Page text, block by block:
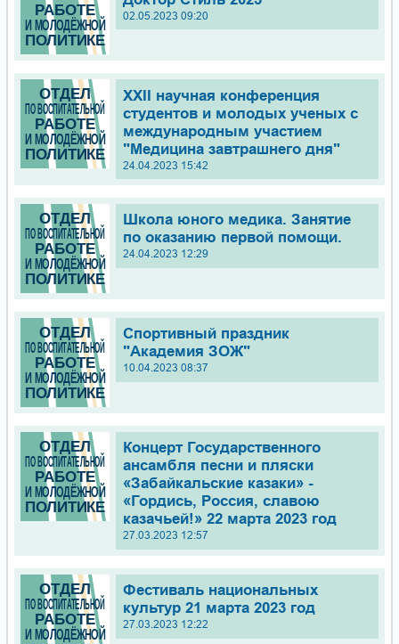
02.05.2023 09:20
XXII научная конференция
студентов и молодых ученых с
международным участием
"Медицина завтрашнего дня"
24.04.2023 15:42
Школа юного медика. Занятие
по оказанию первой помощи.
24.04.2023 12:29
Спортивный праздник
"Академия ЗОЖ"
10.04.2023 08:37
Концерт Государственного
ансамбля песни и пляски
«Забайкальские казаки» -
«Гордись, Россия, славою
казачьей!» 22 марта 2023 год
27.03.2023 12:57
Фестиваль национальных
культур 21 марта 2023 год
27.03.2023 12:22